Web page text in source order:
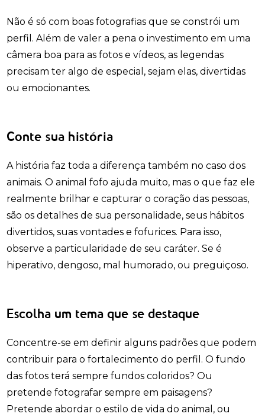
Não é só com boas fotografias que se constrói um
perfil. Além de valer a pena o investimento em uma
câmera boa para as fotos e vídeos, as legendas
precisam ter algo de especial, sejam elas, divertidas
ou emocionantes.
Conte sua história
A história faz toda a diferença também no caso dos
animais. O animal fofo ajuda muito, mas o que faz ele
realmente brilhar e capturar o coração das pessoas,
são os detalhes de sua personalidade, seus hábitos
divertidos, suas vontades e fofurices. Para isso,
observe a particularidade de seu caráter. Se é
hiperativo, dengoso, mal humorado, ou preguiçoso.
Escolha um tema que se destaque
Concentre-se em definir alguns padrões que podem
contribuir para o fortalecimento do perfil. O fundo
das fotos terá sempre fundos coloridos? Ou
pretende fotografar sempre em paisagens?
Pretende abordar o estilo de vida do animal, ou